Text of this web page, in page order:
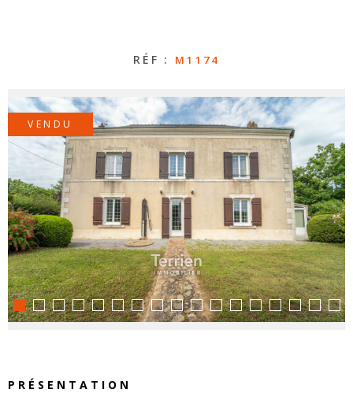
NOS
RÉF : M1174
VENDU
PRÉSENTATION